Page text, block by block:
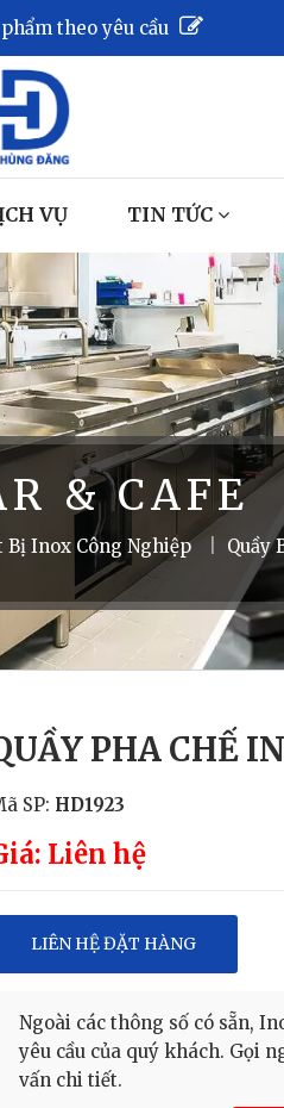
theo yêu cầu
VỤ TIN TỨC
& CAFE
Bị Inox Công Nghiệp Quầy
PHA CHẾ
SP: HD1923
Liên hệ
LIÊN HỆ ĐẶT HÀNG
Ngoài các thông số có sẵn,
yêu cầu của quý khách. Gọi
vấn chi tiết.